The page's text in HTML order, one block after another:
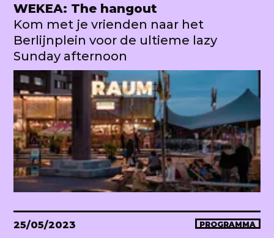
WEKEA: The hangout
Kom met je vrienden naar het
Berlijnplein voor de ultieme lazy
Sunday afternoon
25/05/2023 PROGRAMMA